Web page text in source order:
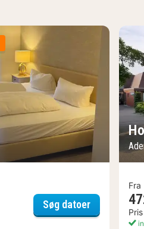
Søg datoerLandhotel
Fra